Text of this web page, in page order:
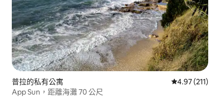
普拉的私有公寓 從 211 則評價
4.97 (211)
App Sun，距離海灘 70 公尺